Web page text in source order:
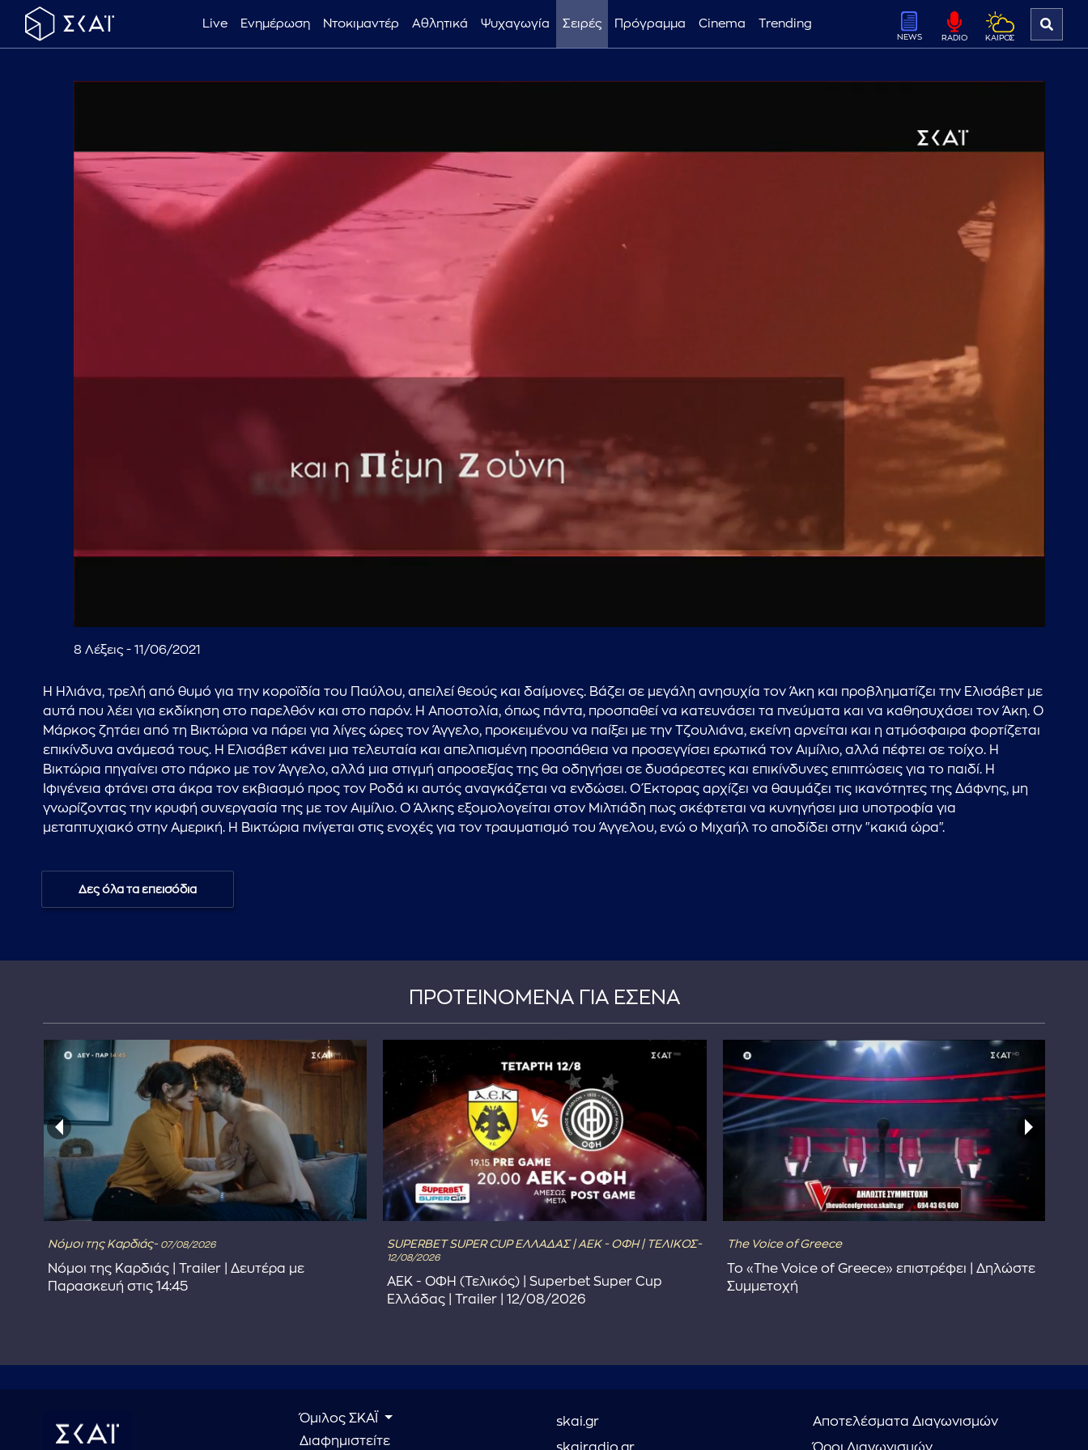
Live Ενημέρωση Ντοκιμαντέρ Αθλητικά Ψυχαγωγία Σειρές Πρόγραμμα Cinema Trending
NEWS RADIO ΚΑΙΡΟΣ
...πληκτρολογήστε κείμενο προς αναζήτηση
8 Λέξεις - 11/06/2021
Η Ηλιάνα, τρελή από θυμό για την κοροϊδία του Παύλου, απειλεί θεούς και δαίμονες. Βάζει σε μεγάλη ανησυχία τον Άκη και προβληματίζει την Ελισάβετ με
αυτά που λέει για εκδίκηση στο παρελθόν και στο παρόν. Η Αποστολία, όπως πάντα, προσπαθεί να κατευνάσει τα πνεύματα και να καθησυχάσει τον Άκη. Ο
Μάρκος ζητάει από τη Βικτώρια να πάρει για λίγες ώρες τον Άγγελο, προκειμένου να παίξει με την Τζουλιάνα, εκείνη αρνείται και η ατμόσφαιρα φορτίζεται
επικίνδυνα ανάμεσά τους. Η Ελισάβετ κάνει μια τελευταία και απελπισμένη προσπάθεια να προσεγγίσει ερωτικά τον Αιμίλιο, αλλά πέφτει σε τοίχο. Η
Βικτώρια πηγαίνει στο πάρκο με τον Άγγελο, αλλά μια στιγμή απροσεξίας της θα οδηγήσει σε δυσάρεστες και επικίνδυνες επιπτώσεις για το παιδί. Η
Ιφιγένεια φτάνει στα άκρα τον εκβιασμό προς τον Ροδά κι αυτός αναγκάζεται να ενδώσει. Ο Έκτορας αρχίζει να θαυμάζει τις ικανότητες της Δάφνης, μη
γνωρίζοντας την κρυφή συνεργασία της με τον Αιμίλιο. Ο Άλκης εξομολογείται στον Μιλτιάδη πως σκέφτεται να κυνηγήσει μια υποτροφία για
μεταπτυχιακό στην Αμερική. Η Βικτώρια πνίγεται στις ενοχές για τον τραυματισμό του Άγγελου, ενώ ο Μιχαήλ το αποδίδει στην "κακιά ώρα".
Δες όλα τα επεισόδια
ΠΡΟΤΕΙΝΟΜΕΝΑ ΓΙΑ ΕΣΕΝΑ
Νόμοι της Καρδιάς- 07/08/2026
Νόμοι της Καρδιάς | Trailer | Δευτέρα με
Παρασκευή στις 14:45
SUPERBET SUPER CUP ΕΛΛΑΔΑΣ | ΑΕΚ - ΟΦΗ | ΤΕΛΙΚΟΣ-
12/08/2026
ΑΕΚ - ΟΦΗ (Τελικός) | Superbet Super Cup
Ελλάδας | Trailer | 12/08/2026
The Voice of Greece
Το «The Voice of Greece» επιστρέφει | Δηλώστε
Συμμετοχή
Όμιλος ΣΚΑΪ
Διαφημιστείτε
skai.gr
Αποτελέσματα Διαγωνισμών